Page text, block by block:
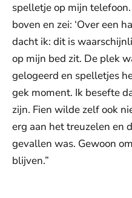
spelletje op mijn
boven en zei: ‘Over een
dacht ik: dit is
op mijn bed zit. De plek
gelogeerd en spelletjes
gek moment. Ik besefte
zijn. Fien wilde zelf ook
erg aan het treuzelen en
gevallen was. Gewoon
blijven.”